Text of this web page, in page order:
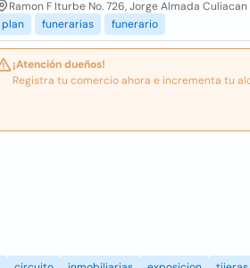
Ramon F Iturbe No. 726, Jorge Almada
plan
funerarias funerario
¡Atención dueños!
Registra tu comercio ahora e incrementa tu